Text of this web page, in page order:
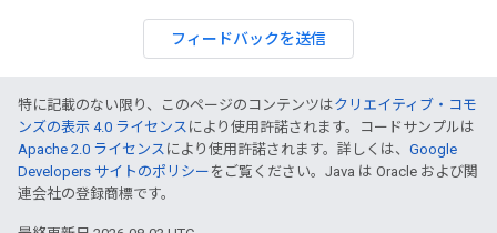
フィードバックを送信
特に記載のない限り、このページのコンテンツはクリエイティブ・コモ
ンズの表示 4.0 ライセンス により使用許諾されます。コードサンプルは
Apache 2.0 ライセンス により使用許諾されます。詳しくは、 Google
Developers サイトのポリシー をご覧ください。Java は Oracle および関
連会社の登録商標です。